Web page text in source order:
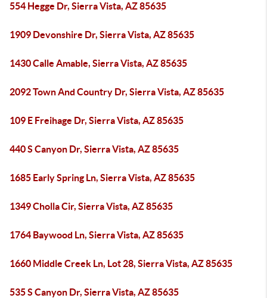
554 Hegge Dr, Sierra Vista, AZ 85635
1909 Devonshire Dr, Sierra Vista, AZ 85635
1430 Calle Amable, Sierra Vista, AZ 85635
2092 Town And Country Dr, Sierra Vista, AZ 85635
109 E Freihage Dr, Sierra Vista, AZ 85635
440 S Canyon Dr, Sierra Vista, AZ 85635
1685 Early Spring Ln, Sierra Vista, AZ 85635
1349 Cholla Cir, Sierra Vista, AZ 85635
1764 Baywood Ln, Sierra Vista, AZ 85635
1660 Middle Creek Ln, Lot 28, Sierra Vista, AZ 85635
535 S Canyon Dr, Sierra Vista, AZ 85635